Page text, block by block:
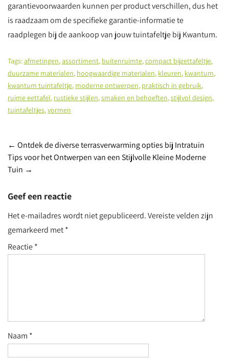
garantievoorwaarden kunnen per product verschillen, dus het
is raadzaam om de specifieke garantie-informatie te
raadplegen bij de aankoop van jouw tuintafeltje bij Kwantum.
Tags:afmetingen,assortiment, buitenruimte,compact bijzettafeltje,
duurzame materialen, hoogwaardige materialen, kleuren, kwantum,
kwantum tuintafeltje, moderne ontwerpen, praktisch in gebruik,
ruime eettafel, rustieke stijlen,smaken en behoeften,stijlvol design,
tuintafeltjes,vormen
Post
navigation
← Ontdek de diverse terrasverwarming opties bij Intratuin
Tips voor het Ontwerpen van een Stijlvolle Kleine Moderne
Tuin →
Geef een reactie
Het e-mailadres wordt niet gepubliceerd.Vereiste velden zijn
gemarkeerd met*
Reactie*
Naam *